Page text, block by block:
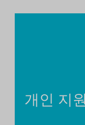
개인 지